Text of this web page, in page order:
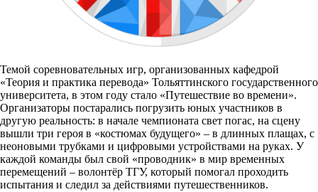
Темой соревновательных игр, организованных кафедрой
«Теория и практика перевода» Тольяттинского государственного
университета, в этом году стало «Путешествие во времени».
Организаторы постарались погрузить юных участников в
другую реальность: в начале чемпионата свет погас, на сцену
вышли три героя в «костюмах будущего» – в длинных плащах, с
неоновыми трубками и цифровыми устройствами на руках. У
каждой команды был свой «проводник» в мир временных
перемещений – волонтёр ТГУ, который помогал проходить
испытания и следил за действиями путешественников.